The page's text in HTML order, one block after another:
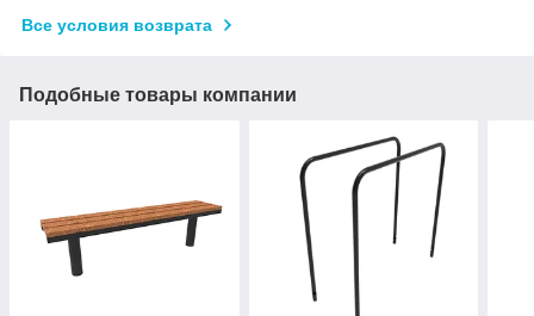
Все условия возврата
Подобные товары компании